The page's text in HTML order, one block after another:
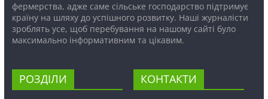
фермерства, адже саме сільське господарство підтримує
країну на шляху до успішного розвитку. Наші журналісти
зроблять усе, щоб перебування на нашому сайті було
максимально інформативним та цікавим.
РОЗДІЛИ КОНТАКТИ